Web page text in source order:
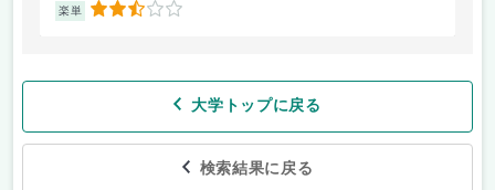
楽単 2.5
大学トップに戻る
検索結果に戻る